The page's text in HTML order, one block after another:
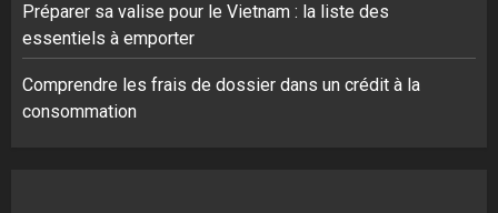
Préparer sa valise pour le Vietnam : la liste des
essentiels à emporter
Comprendre les frais de dossier dans un crédit à la
consommation